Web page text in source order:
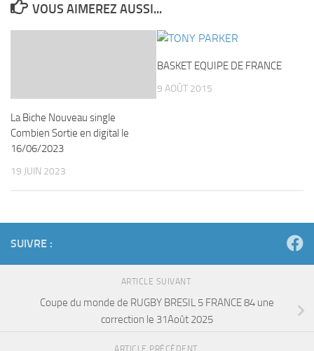
VOUS AIMEREZ AUSSI...
La Biche Nouveau single
Combien Sortie en digital le
16/06/2023
19 JUIN 2023
BASKET EQUIPE DE FRANCE
9 AOÛT 2015
SUIVRE :
ARTICLE SUIVANT
Coupe du monde de RUGBY BRESIL 5 FRANCE 84 une
correction le 31Août 2025
ARTICLE PRÉCÉDENT